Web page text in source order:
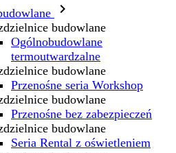

budowlane
Ogólnobudowlane
termoutwardzalne
budowlane
Przenośne seria Workshop
budowlane
Przenośne bez zabezpieczeń
budowlane
Seria Rental z oświetleniem